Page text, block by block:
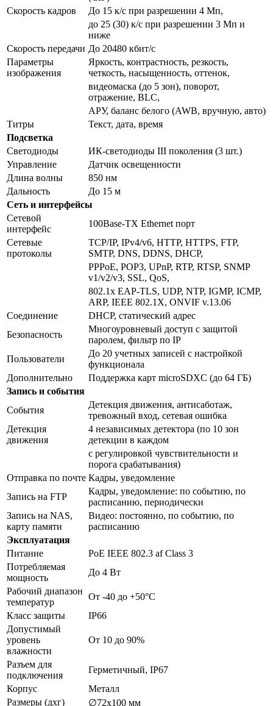
Скорость кадров
До 15 к/с при разрешении 4 Мп,
до 25 (30) к/с при разрешении 3 Мп и
ниже
Скорость передачи До 20480 кбит/с
Параметры
изображения
Яркость, контрастность, резкость,
четкость, насыщенность, оттенок,
видеомаска (до 5 зон), поворот,
отражение, BLC,
АРУ, баланс белого (AWB, вручную, авто)
Титры
Текст, дата, время
Подсветка
Светодиоды
ИК-светодиоды III поколения (3 шт.)
Управление
Датчик освещенности
Длина волны
850 нм
Дальность
До 15 м
Сеть и интерфейсы
Сетевой
интерфейс
100Base-TX Ethernet порт
Сетевые
протоколы
TCP/IP, IPv4/v6, HTTP, HTTPS, FTP,
SMTP, DNS, DDNS, DHCP,
PPPoE, POP3, UPnP, RTP, RTSP, SNMP
v1/v2/v3, SSL, QoS,
802.1x EAP-TLS, UDP, NTP, IGMP, ICMP,
ARP, IEEE 802.1X, ONVIF v.13.06
Соединение
DHCP, статический адрес
Безопасность
Многоуровневый доступ с защитой
паролем, фильтр по IP
Пользователи
До 20 учетных записей с настройкой
функционала
Дополнительно
Поддержка карт microSDXC (до 64 ГБ)
Запись и события
События
Детекция движения, антисаботаж,
тревожный вход, сетевая ошибка
Детекция
движения
4 независимых детектора (по 10 зон
детекции в каждом
с регулировкой чувствительности и
порога срабатывания)
Отправка по почте Кадры, уведомление
Запись на FTP
Кадры, уведомление: по событию, по
расписанию, периодически
Запись на NAS,
карту памяти
Видео: постоянно, по событию, по
расписанию
Эксплуатация
Питание
PoE IEEE 802.3 af Class 3
Потребляемая
мощность
До 4 Вт
Рабочий диапазон
температур
От -40 до +50°С
Класс защиты
IP66
Допустимый
уровень
влажности
От 10 до 90%
Разъем для
подключения
Герметичный, IP67
Корпус
Металл
Размеры (дхг)
∅72х100 мм